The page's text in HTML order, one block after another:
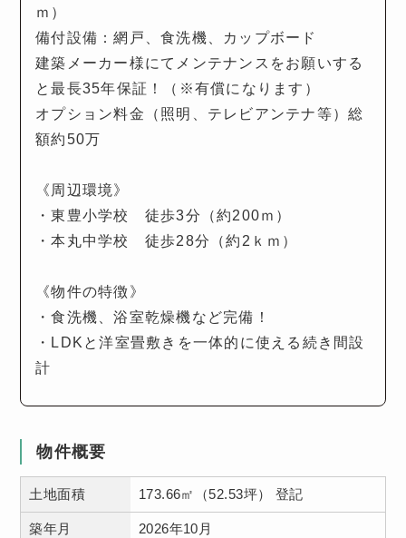
ｍ）
備付設備：網戸、食洗機、カップボード
建築メーカー様にてメンテナンスをお願いする
と最長35年保証！（※有償になります）
オプション料金（照明、テレビアンテナ等）総
額約50万
《周辺環境》
・東豊小学校 徒歩3分（約200ｍ）
・本丸中学校 徒歩28分（約2ｋｍ）
《物件の特徴》
・食洗機、浴室乾燥機など完備！
・LDKと洋室畳敷きを一体的に使える続き間設
計
物件概要
土地面積 173.66㎡（52.53坪） 登記
築年月 2026年10月